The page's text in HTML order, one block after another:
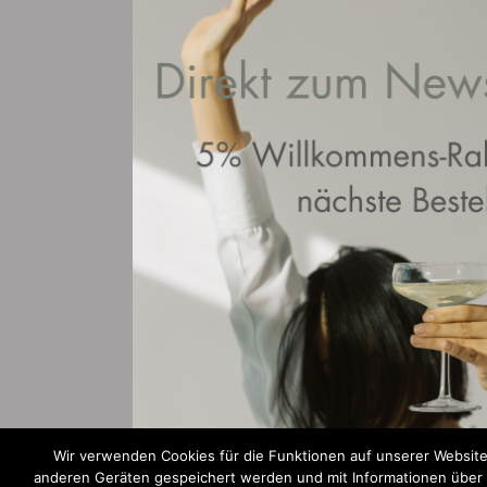
Wir verwenden Cookies für die Funktionen auf unserer
anderen Geräten gespeichert werden und mit Informationen